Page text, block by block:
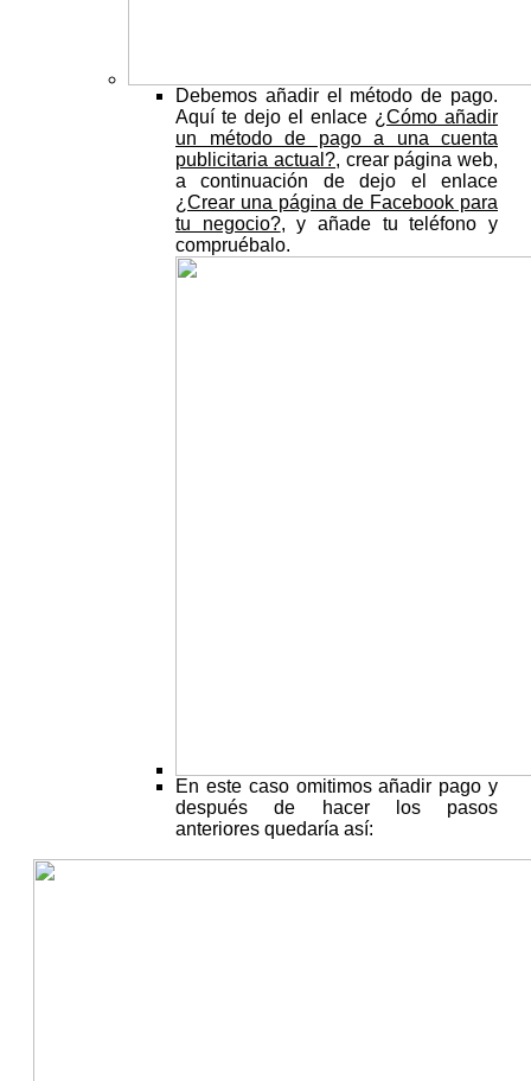
Debemos añadir el método de pago.
Aquí te dejo el enlace ¿Cómo añadir
un método de pago a una cuenta
publicitaria actual?, crear página web,
a continuación de dejo el enlace
¿Crear una página de Facebook para
tu negocio?, y añade tu teléfono y
compruébalo.
En este caso omitimos añadir pago y
después de hacer los pasos
anteriores quedaría así: